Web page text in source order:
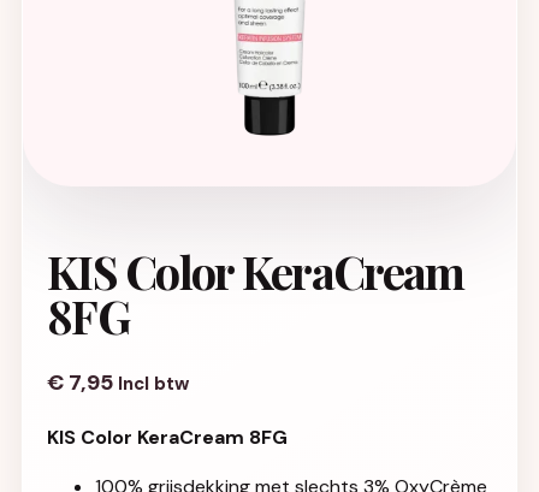
KIS Color KeraCream
8FG
€ 7,95 Incl btw
KIS Color KeraCream 8FG
100% grijsdekking met slechts 3% OxyCrème